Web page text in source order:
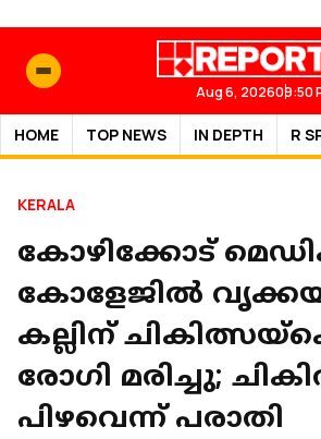
Aug 6, 202609:50
HOME TOP NEWS IN DEPTH R
KERALA
കോഴിക്കോട്
കോളേജിൽ
കല്ലിന്
രോഗി മരിച്ചു;
പിഴവെന്ന് പരാതി